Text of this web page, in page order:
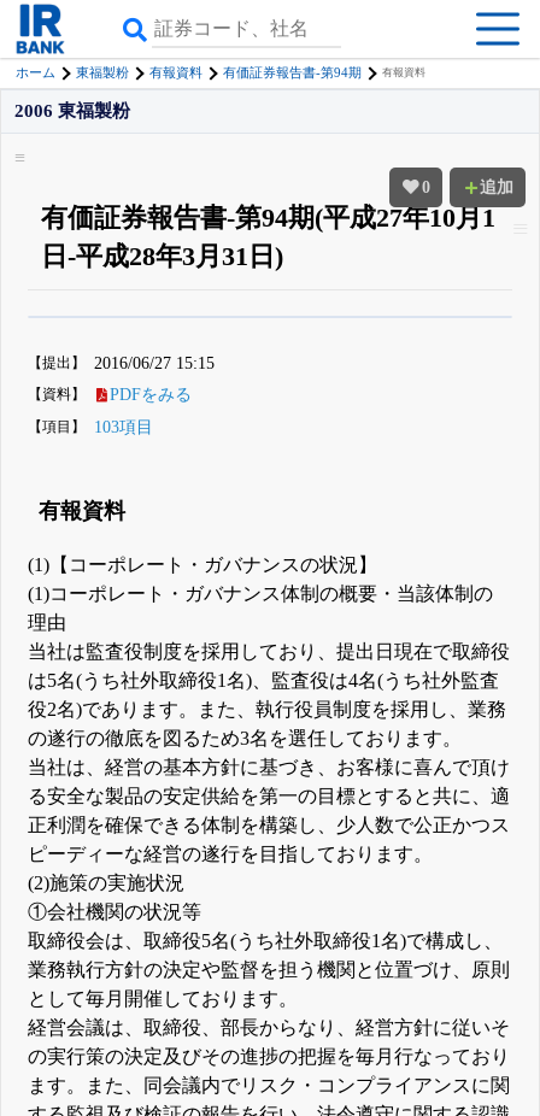
ホーム 東福製粉 有報資料 有価証券報告書-第94期 有報資料
0 追加
2006 東福製粉
有価証券報告書-第94期(平成27年10月1
日-平成28年3月31日)
詳しく見られる無料でβ版をはじめる
登録すると永久30%OFFと米株版の先行利用も付きます
【提出】 2016/06/27 15:15
【資料】 PDFをみる
【項目】 103項目
有報資料
(1)【コーポレート・ガバナンスの状況】
(1)コーポレート・ガバナンス体制の概要・当該体制の
理由
当社は監査役制度を採用しており、提出日現在で取締役
は5名(うち社外取締役1名)、監査役は4名(うち社外監査
役2名)であります。また、執行役員制度を採用し、業務
の遂行の徹底を図るため3名を選任しております。
当社は、経営の基本方針に基づき、お客様に喜んで頂け
る安全な製品の安定供給を第一の目標とすると共に、適
正利潤を確保できる体制を構築し、少人数で公正かつス
ピーディーな経営の遂行を目指しております。
(2)施策の実施状況
①会社機関の状況等
取締役会は、取締役5名(うち社外取締役1名)で構成し、
業務執行方針の決定や監督を担う機関と位置づけ、原則
として毎月開催しております。
経営会議は、取締役、部長からなり、経営方針に従いそ
の実行策の決定及びその進捗の把握を毎月行なっており
ます。また、同会議内でリスク・コンプライアンスに関